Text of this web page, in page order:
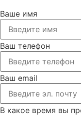
Ваше имя
Ваш телефон
Ваш email
В какое время вы